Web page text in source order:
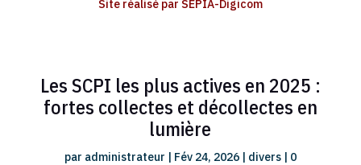
Site réalisé par SEPIA-Digicom
Les SCPI les plus actives en 2025 :
fortes collectes et décollectes en
lumière
par administrateur | Fév 24, 2026| divers| 0